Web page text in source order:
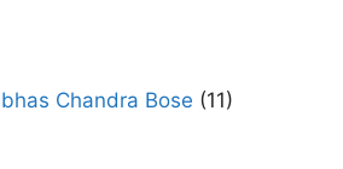
Chandra Bose (11)